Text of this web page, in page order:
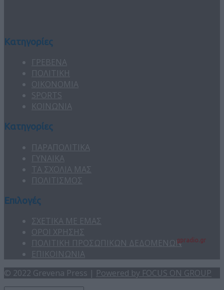
Κατηγορίες
ΓΡΕΒΕΝΑ
ΠΟΛΙΤΙΚΗ
ΟΙΚΟΝΟΜΙΑ
SPORTS
ΚΟΙΝΩΝΙΑ
Κατηγορίες
ΠΑΡΑΠΟΛΙΤΙΚΑ
ΓΥΝΑΙΚΑ
ΤΑ ΣΧΟΛΙΑ ΜΑΣ
ΠΟΛΙΤΙΣΜΟΣ
Επιλογές
ΣΧΕΤΙΚΑ ΜΕ ΕΜΑΣ
ΟΡΟΙ ΧΡΗΣΗΣ
ΠΟΛΙΤΙΚΗ ΠΡΟΣΩΠΙΚΩΝ ΔΕΔΟΜΕΝΩΝ
ΕΠΙΚΟΙΝΩΝΙΑ
© 2022 Grevena Press | Powered by FOCUS ON GROUP
gpradio.gr